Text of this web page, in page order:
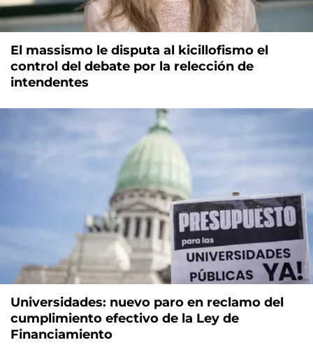
El massismo le disputa al kicillofismo el
control del debate por la relección de
intendentes
Universidades: nuevo paro en reclamo del
cumplimiento efectivo de la Ley de
Financiamiento